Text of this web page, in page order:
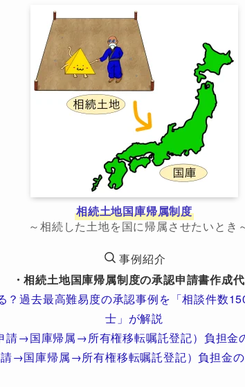
相続土地国庫帰属制度
～相続した土地を国に帰属させたいとき
事例紹介
・相続土地国庫帰属制度の承認申請書作成
？過去最高難易度の承認事例を「相談件数
士」が解説
→国庫帰属→所有権移転嘱託登記）負担金
→国庫帰属→所有権移転嘱託登記）負担金の